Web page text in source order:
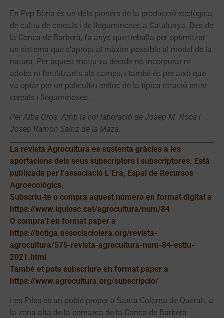
En Pep Bòria és un dels pioners de la producció ecològica
de cultiu de cereals i de lleguminoses a Catalunya. Des de
la Conca de Barberà, fa anys que treballa per optimitzar
un sistema que s’apropi al màxim possible al model de la
natura. Per aquest motiu va decidir no incorporar ni
adobs ni fertilitzants als camps, i també és per això que
va optar per un policultiu enlloc de la típica rotació entre
cereals i lleguminoses.
Per Alba Gros. Amb la col·laboració de Josep M. Roca i
Josep Ramon Sainz de la Maza.
La revista Agrocultura es sustenta gràcies a les
aportacions dels seus subscriptors i subscriptores. Està
publicada per l’associació L’Era, Espai de Recursos
Agroecològics.
Subscriu-te o compra aquest número en format digital a
https://www.iquiosc.cat/agrocultura/num/84
O compra’l en format paper a
https://botiga.associaciolera.org/revista-
agrocultura/575-revista-agrocultura-num-84-estiu-
2021.html
També et pots subscriure en format paper a
https://www.agrocultura.org/subscripcio/
Les Piles és un poble proper a Santa Coloma de Queralt, a
la zona alta de la comarca de la Conca de Barberà.